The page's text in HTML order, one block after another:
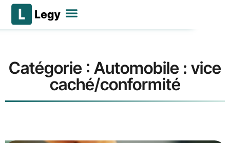
Catégorie : Automobile : vice
caché/conformité